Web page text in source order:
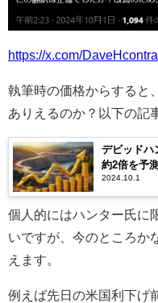
https://x.com/
執筆時の価格からすると
ありえるのか？以下の記
デビッドハ
約2倍を予
2024.10.1
個人的にはハンター氏に
いですが、今のところか
えます。
例えば先日の米国利下げ